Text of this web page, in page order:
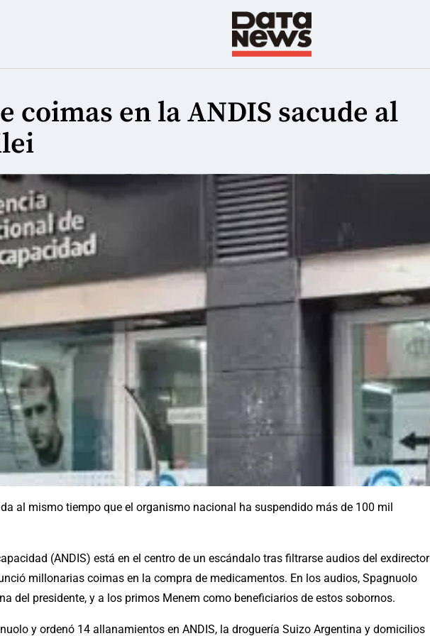
coimas en la ANDIS sacude al
al mismo tiempo que el organismo nacional ha suspendido más de 100 mil
(ANDIS) está en el centro de un escándalo tras filtrarse audios del exdirector
millonarias coimas en la compra de medicamentos. En los audios, Spagnuolo
del presidente, y a los primos Menem como beneficiarios de estos sobornos.
y ordenó 14 allanamientos en ANDIS, la droguería Suizo Argentina y domicilios